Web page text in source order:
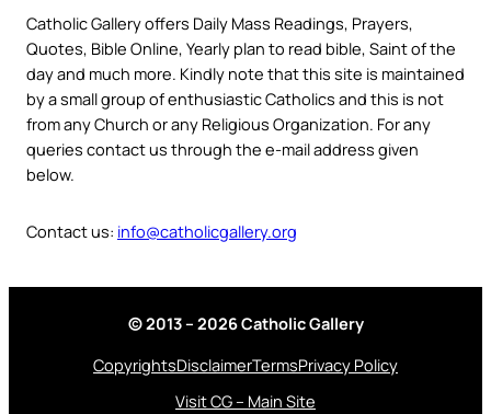
Catholic Gallery offers Daily Mass Readings, Prayers,
Quotes, Bible Online, Yearly plan to read bible, Saint of the
day and much more. Kindly note that this site is maintained
by a small group of enthusiastic Catholics and this is not
from any Church or any Religious Organization. For any
queries contact us through the e-mail address given
below.
Contact us: info@catholicgallery.org
© 2013 – 2026 Catholic Gallery
CopyrightsDisclaimerTermsPrivacy Policy
Visit CG – Main Site